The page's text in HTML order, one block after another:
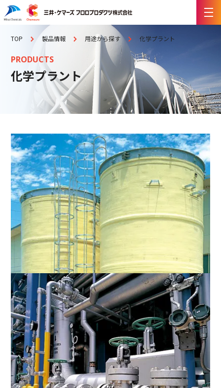
TOP 製品情報 用途から探す 化学プラント
PRODUCTS
化学プラント